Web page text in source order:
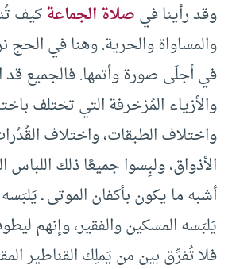
وقد رأينا فيصلاة الجماعةكيف
والمساواة والحرية. وهنا في الحج
في أجلَى صورة وأتمها. فالجميع قد
والأزياء المُزخرفة التي تختلف
واختلاف الطبقات، واختلاف
الأذواق، ولبِسوا جميعًا ذلك اللباس
أشبه ما يكون بأكفان الموتى ـ يَلبَسه
يَلبَسه المسكين والفقير، وإنهم
فلا تُفرِّق بين من يَملِك القناطير